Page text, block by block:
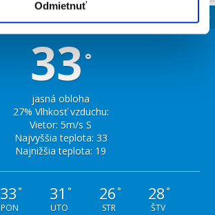
Odmietnuť
33°
jasná obloha
27% Vlhkosť vzduchu:
Vietor: 5m/s S
Najvyššia teplota: 33
Najnižšia teplota: 19
33 °
PON
31 °
UTO
26 °
STR
28 °
ŠTV